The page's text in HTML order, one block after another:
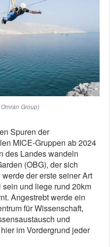
Group)
Spuren der
MICE-Gruppen ab 2024
des Landes wandeln
(OBG), der sich
der erste seiner Art
und liege rund 20km
Angestrebt werde ein
für Wissenschaft,
und
im Vordergrund jeder